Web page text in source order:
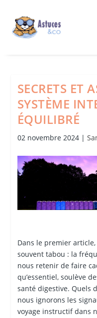
SECRETS ET
SYSTÈME
ÉQUILIBRÉ
02 novembre 2024|
Dans le premier
souvent tabou : la
nous retenir de faire
qu’essentiel, soulève
santé digestive. Quels
nous ignorons les
voyage instructif dans